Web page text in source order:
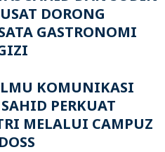
DORONG
GASTRONOMI
KOMUNIKASI
PERKUAT
MELALUI CAMPUZ